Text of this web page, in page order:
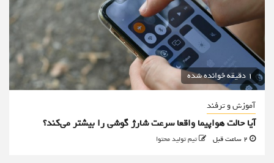
1 دقیقه خوانده شده
آموزش و ترفند
آیا حالت هواپیما واقعا سرعت شارژ گوشی را بیشتر می‌کند؟
تیم تولید محتوا